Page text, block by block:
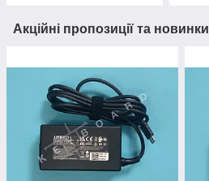
Акційні пропозиції та новинки